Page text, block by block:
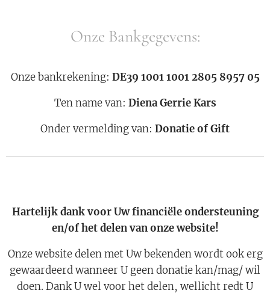
Onze Bankgegevens:
Onze bankrekening: DE39 1001 1001 2805 8957 05
Ten name van: Diena Gerrie Kars
Onder vermelding van: Donatie of Gift
Hartelijk dank voor Uw financiële ondersteuning
en/of het delen van onze website!
Onze website delen met Uw bekenden wordt ook erg
gewaardeerd wanneer U geen donatie kan/mag/ wil
doen. Dank U wel voor het delen, wellicht redt U